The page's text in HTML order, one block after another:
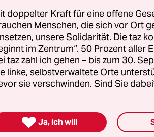
die sogar von Italienern
gibt es Tennisplätze
doppelter Kraft für eine offene
Menschen, die sich vor Ort
unsere Solidarität. Die taz
im Zentrum“. 50 Prozent aller
taz zahl ich gehen – bis zum 30.
linke, selbstverwaltete Orte
sie verschwinden. Sind Sie
 Ja, ich will